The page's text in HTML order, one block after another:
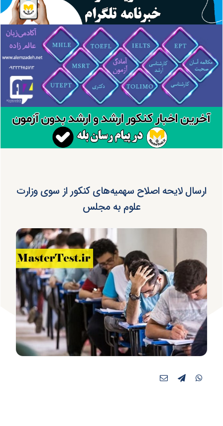
ارسال لایحه اصلاح سهمیه‌های کنکور از سوی وزارت
علوم به مجلس